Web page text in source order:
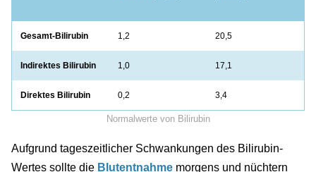
Normalwerte von Bilirubin
Gesamt-Bilirubin 1,2 20,5
Indirektes Bilirubin 1,0 17,1
Direktes Bilirubin 0,2 3,4
Aufgrund tageszeitlicher Schwankungen des Bilirubin-
Wertes sollte die Blutentnahme morgens und nüchtern